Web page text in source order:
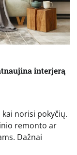
interjerą
norisi pokyčių.
remonto ar
Dažnai